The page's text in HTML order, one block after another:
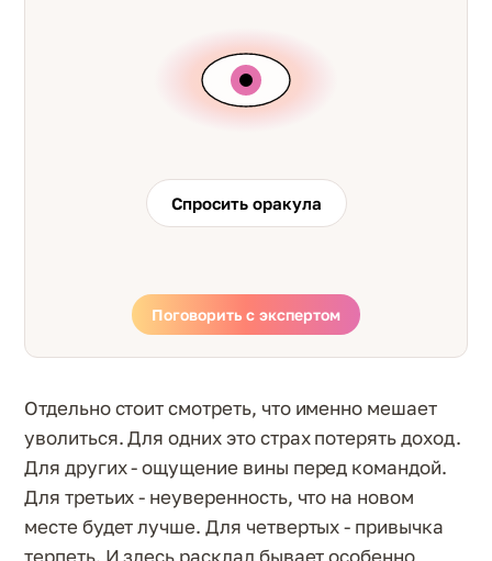
Спросить оракула
Поговорить с экспертом
Отдельно стоит смотреть, что именно мешает
уволиться. Для одних это страх потерять доход.
Для других - ощущение вины перед командой.
Для третьих - неуверенность, что на новом
месте будет лучше. Для четвертых - привычка
терпеть. И здесь расклад бывает особенно